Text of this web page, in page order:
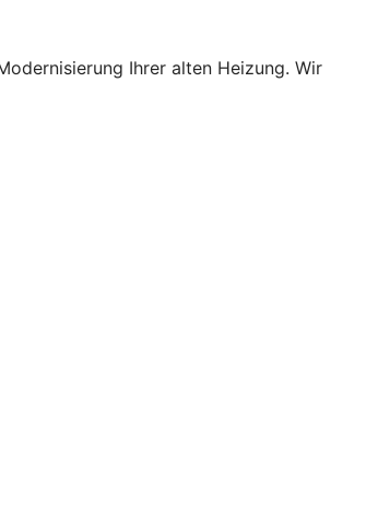
Ihrer alten Heizung. Wir